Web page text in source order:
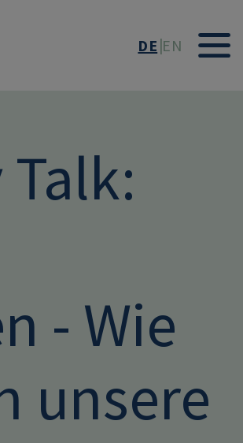
DE EN
- Wie
unsere